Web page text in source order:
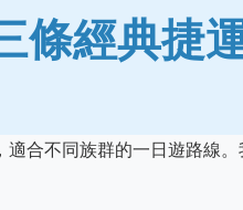
條經典捷
適合不同族群的一日遊路線